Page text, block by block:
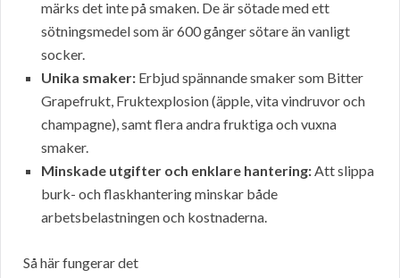
märks det inte på smaken. De är sötade med ett
sötningsmedel som är 600 gånger sötare än vanligt
socker.
Unika smaker: Erbjud spännande smaker som Bitter
Grapefrukt, Fruktexplosion (äpple, vita vindruvor och
champagne), samt flera andra fruktiga och vuxna
smaker.
Minskade utgifter och enklare hantering:Att slippa
burk- och flaskhantering minskar både
arbetsbelastningen och kostnaderna.
Så här fungerar det